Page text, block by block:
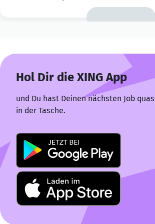
Hol Dir die XING App
und Du hast Deinen nächsten Job
in der Tasche.